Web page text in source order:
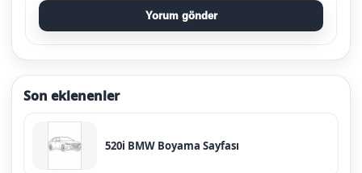
Yorum gönder
Son eklenenler
520i BMW Boyama Sayfası